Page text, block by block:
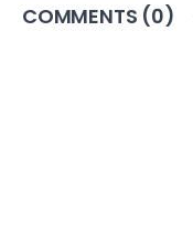
COMMENTS (0)